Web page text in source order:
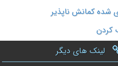
شده کمانش ناپذیر
کردن
لینک های دیگر